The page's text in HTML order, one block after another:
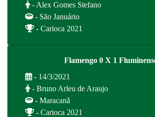
- Alex Gomes Stefano
- São Januário
- Carioca 2021
Flamengo 0 X 1
- 14/3/2021
- Bruno Arleu de Araujo
- Maracanã
- Carioca 2021